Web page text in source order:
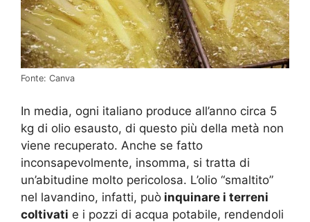
Fonte: Canva
In media, ogni italiano produce all’anno circa 5
kg di olio esausto, di questo più della metà non
viene recuperato. Anche se fatto
inconsapevolmente, insomma, si tratta di
un’abitudine molto pericolosa. L’olio “smaltito”
nel lavandino, infatti, può inquinare i terreni
coltivati e i pozzi di acqua potabile, rendendoli